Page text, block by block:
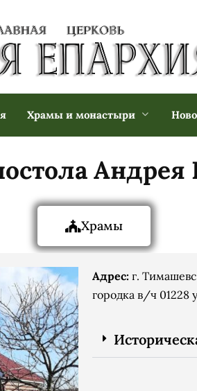
Храмы и монастыри
Храмы
Адрес: г.
городка в/ч